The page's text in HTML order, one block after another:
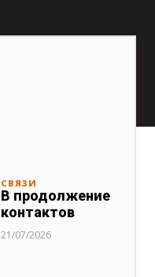
СВЯЗИ
В продолжение
контактов
21/07/2026